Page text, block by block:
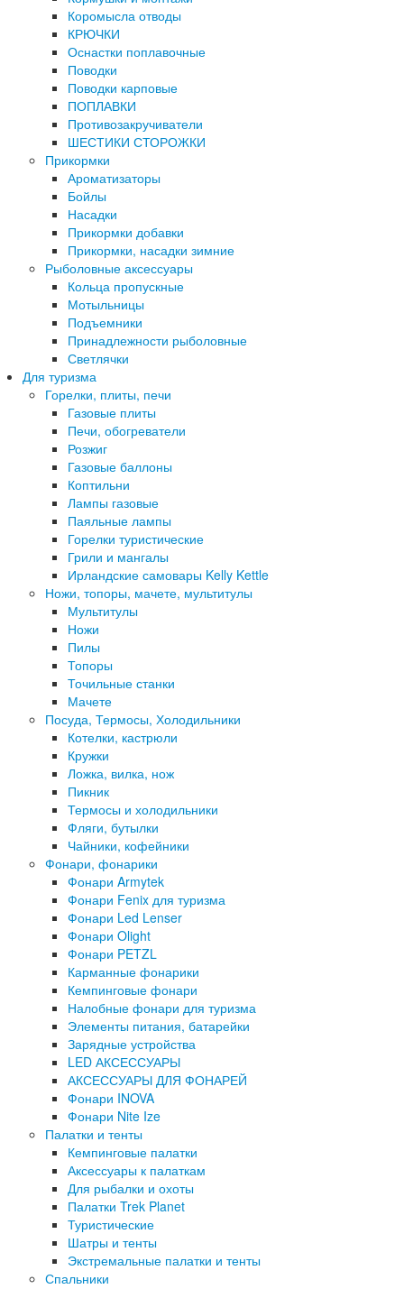
Коромысла отводы
КРЮЧКИ
Оснастки поплавочные
Поводки
Поводки карповые
ПОПЛАВКИ
Противозакручиватели
ШЕСТИКИ СТОРОЖКИ
Прикормки
Ароматизаторы
Бойлы
Насадки
Прикормки добавки
Прикормки, насадки зимние
Рыболовные аксессуары
Кольца пропускные
Мотыльницы
Подъемники
Принадлежности рыболовные
Светлячки
Для туризма
Горелки, плиты, печи
Газовые плиты
Печи, обогреватели
Розжиг
Газовые баллоны
Коптильни
Лампы газовые
Паяльные лампы
Горелки туристические
Грили и мангалы
Ирландские самовары Kelly Kettle
Ножи, топоры, мачете, мультитулы
Мультитулы
Ножи
Пилы
Топоры
Точильные станки
Мачете
Посуда, Термосы, Холодильники
Котелки, кастрюли
Кружки
Ложка, вилка, нож
Пикник
Термосы и холодильники
Фляги, бутылки
Чайники, кофейники
Фонари, фонарики
Фонари Armytek
Фонари Fenix для туризма
Фонари Led Lenser
Фонари Olight
Фонари PETZL
Карманные фонарики
Кемпинговые фонари
Налобные фонари для туризма
Элементы питания, батарейки
Зарядные устройства
LED АКСЕССУАРЫ
АКСЕССУАРЫ ДЛЯ ФОНАРЕЙ
Фонари INOVA
Фонари Nite Ize
Палатки и тенты
Кемпинговые палатки
Аксессуары к палаткам
Для рыбалки и охоты
Палатки Trek Planet
Туристические
Шатры и тенты
Экстремальные палатки и тенты
Спальники